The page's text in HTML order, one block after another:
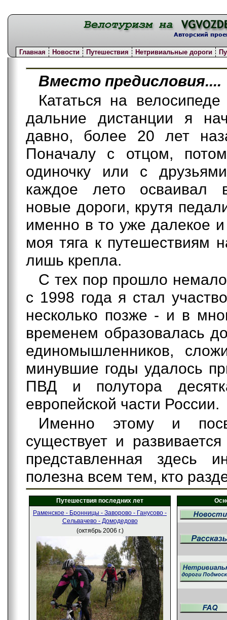
Главная Новости Путешествия Нетривиальные дороги
Вместо предисловия....
Кататься на
дальние дистанции я
давно, более 20 лет
Поначалу с отцом,
одиночку или с
каждое лето осваивал
новые дороги, крутя
именно в то уже далекое
моя тяга к путешествиям
лишь крепла.
С тех пор прошло
с 1998 года я стал
несколько позже - и в
временем образовалась
единомышленников,
минувшие годы удалось
ПВД и полутора
европейской части России.
Именно этому и
существует и
представленная здесь
полезна всем тем, кто
Путешествия последних лет
Раменское - Бронницы - Заворово - Ганусово -
Сельвачево - Домодедово
(октябрь 2006 г.)